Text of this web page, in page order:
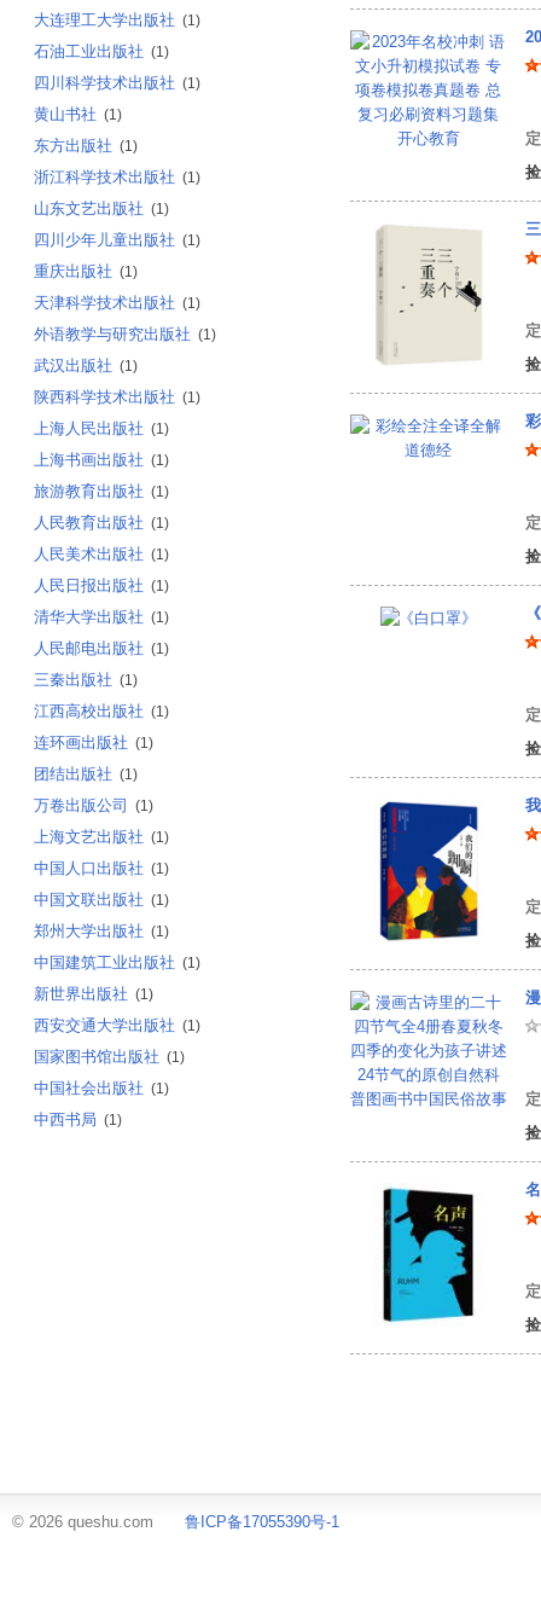
大连理工大学出版社 (1)
石油工业出版社 (1)
四川科学技术出版社 (1)
黄山书社 (1)
东方出版社 (1)
浙江科学技术出版社 (1)
山东文艺出版社 (1)
四川少年儿童出版社 (1)
重庆出版社 (1)
天津科学技术出版社 (1)
外语教学与研究出版社 (1)
武汉出版社 (1)
陕西科学技术出版社 (1)
上海人民出版社 (1)
上海书画出版社 (1)
旅游教育出版社 (1)
人民教育出版社 (1)
人民美术出版社 (1)
人民日报出版社 (1)
清华大学出版社 (1)
人民邮电出版社 (1)
三秦出版社 (1)
江西高校出版社 (1)
连环画出版社 (1)
团结出版社 (1)
万卷出版公司 (1)
上海文艺出版社 (1)
中国人口出版社 (1)
中国文联出版社 (1)
郑州大学出版社 (1)
中国建筑工业出版社 (1)
新世界出版社 (1)
西安交通大学出版社 (1)
国家图书馆出版社 (1)
中国社会出版社 (1)
中西书局 (1)
© 2026 queshu.com 鲁ICP备17055390号-1